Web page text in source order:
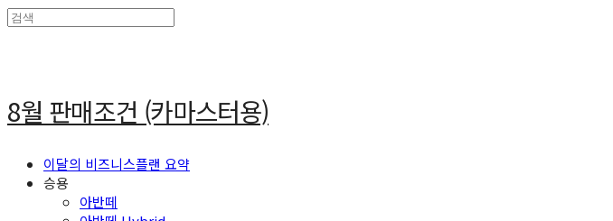
8월 판매조건 (카마스터용)
이달의 비즈니스플랜 요약
승용
아반떼